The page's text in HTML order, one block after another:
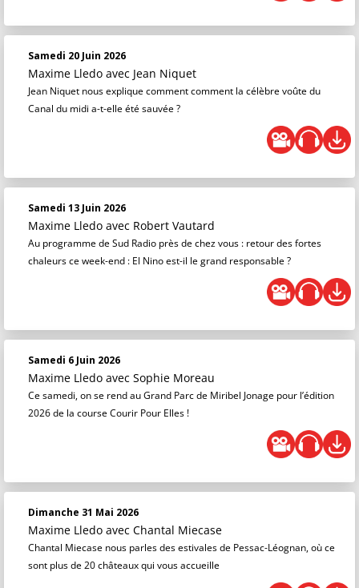
Samedi 20 Juin 2026
Maxime Lledo avec Jean Niquet
Jean Niquet nous explique comment comment la célèbre voûte du
Canal du midi a-t-elle été sauvée ?
Samedi 13 Juin 2026
Maxime Lledo avec Robert Vautard
Au programme de Sud Radio près de chez vous : retour des fortes
chaleurs ce week-end : El Nino est-il le grand responsable ?
Samedi 6 Juin 2026
Maxime Lledo avec Sophie Moreau
Ce samedi, on se rend au Grand Parc de Miribel Jonage pour l’édition
2026 de la course Courir Pour Elles !
Dimanche 31 Mai 2026
Maxime Lledo avec Chantal Miecase
Chantal Miecase nous parles des estivales de Pessac-Léognan, où ce
sont plus de 20 châteaux qui vous accueille